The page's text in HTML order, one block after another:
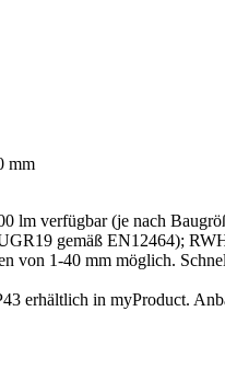
mm
lm verfügbar (je nach
gemäß EN12464);
von 1-40 mm möglich.
erhältlich in myProduct.